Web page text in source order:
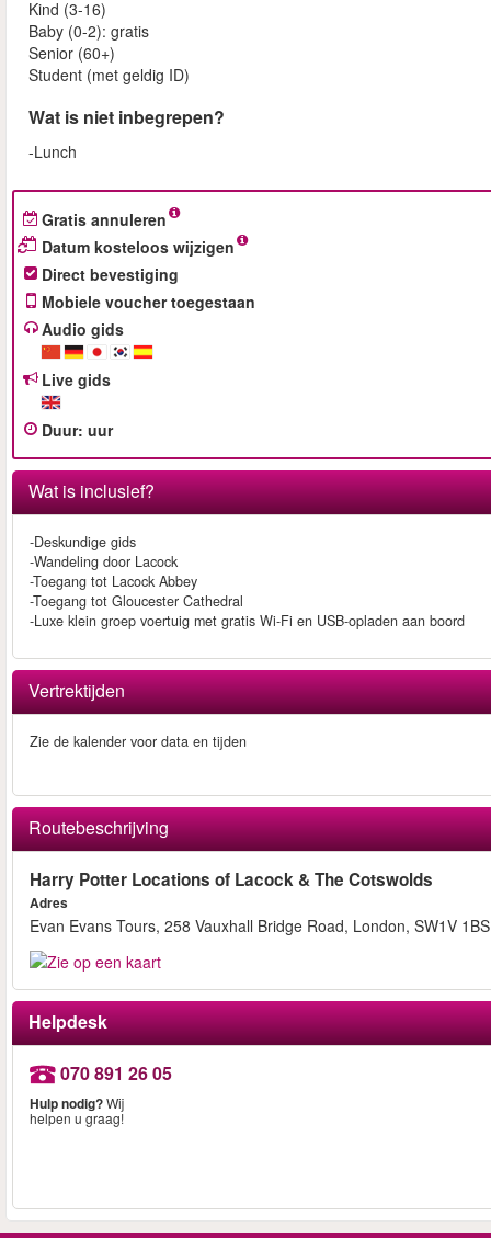
Kind (3-16)
Baby (0-2): gratis
Senior (60+)
Student (met geldig ID)
Wat is niet inbegrepen?
-Lunch
Gratis annuleren
Datum kosteloos wijzigen
Direct bevestiging
Mobiele voucher toegestaan
Audio gids
Live gids
Duur: uur
Wat is inclusief?
-Deskundige gids
-Wandeling door Lacock
-Toegang tot Lacock Abbey
-Toegang tot Gloucester Cathedral
-Luxe klein groep voertuig met gratis Wi-Fi en USB-opladen aan boord
Vertrektijden
Zie de kalender voor data en tijden
Routebeschrijving
Harry Potter Locations of Lacock & The Cotswolds
Adres
Evan Evans Tours, 258 Vauxhall Bridge Road, London, SW1V 1BS
Helpdesk
070 891 26 05
Hulp nodig?Wij
helpen u graag!